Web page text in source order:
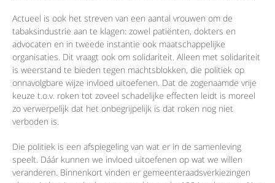
Actueel is ook het streven van een aantal vrouwen om de
tabaksindustrie aan te klagen: zowel patiënten, dokters en
advocaten en in tweede instantie ook maatschappelijke
organisaties. Dit vraagt ook om solidariteit. Alleen met solidariteit
is weerstand te bieden tegen machtsblokken, die politiek op
onnavolgbare wijze invloed uitoefenen. Dat de zogenaamde vrije
keuze t.o.v. roken tot zoveel schadelijke effecten leidt is moreel
zo verwerpelijk dat het onbegrijpelijk is dat roken nog niet
verboden is.
Die politiek is een afspiegeling van wat er in de samenleving
speelt. Dáár kunnen we invloed uitoefenen op wat we willen
veranderen. Binnenkort vinden er gemeenteraadsverkiezingen